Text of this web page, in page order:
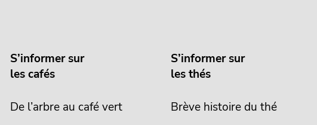
S’informer sur
les cafés
De l’arbre au café vert
S’informer sur
les thés
Brève histoire du thé